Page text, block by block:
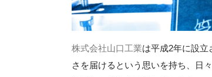
株式会社山口工業は平成2年に設
さを届けるという思いを持ち、日